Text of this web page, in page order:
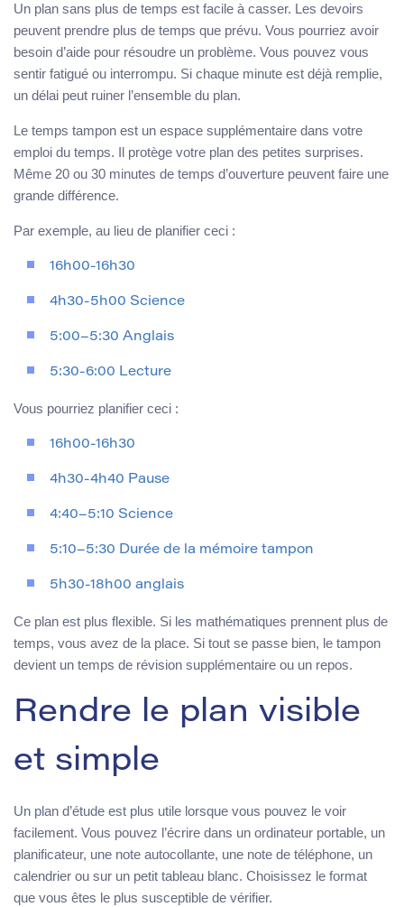
Un plan sans plus de temps est facile à casser. Les devoirs
peuvent prendre plus de temps que prévu. Vous pourriez avoir
besoin d’aide pour résoudre un problème. Vous pouvez vous
sentir fatigué ou interrompu. Si chaque minute est déjà remplie,
un délai peut ruiner l’ensemble du plan.
Le temps tampon est un espace supplémentaire dans votre
emploi du temps. Il protège votre plan des petites surprises.
Même 20 ou 30 minutes de temps d’ouverture peuvent faire une
grande différence.
Par exemple, au lieu de planifier ceci :
16h00-16h30
4h30-5h00 Science
5:00–5:30 Anglais
5:30-6:00 Lecture
Vous pourriez planifier ceci :
16h00-16h30
4h30-4h40 Pause
4:40–5:10 Science
5:10–5:30 Durée de la mémoire tampon
5h30-18h00 anglais
Ce plan est plus flexible. Si les mathématiques prennent plus de
temps, vous avez de la place. Si tout se passe bien, le tampon
devient un temps de révision supplémentaire ou un repos.
Rendre le plan visible
et simple
Un plan d’étude est plus utile lorsque vous pouvez le voir
facilement. Vous pouvez l’écrire dans un ordinateur portable, un
planificateur, une note autocollante, une note de téléphone, un
calendrier ou sur un petit tableau blanc. Choisissez le format
que vous êtes le plus susceptible de vérifier.